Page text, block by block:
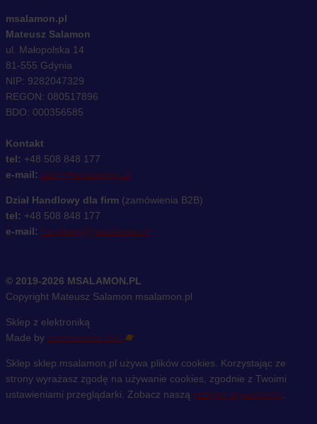
msalamon.pl
Mateusz Salamon
ul. Małopolska 14
81-555 Gdynia
NIP: 9282047329
REGON: 080517896
BDO: 000356585
Kontakt
tel: +48 508 848 177
e-mail: sklep@msalamon.pl
Dział Handlowy dla firm (zamówienia B2B)
tel: +48 508 848 177
e-mail: handlowy@msalamon.pl
© 2019-2026 MSALAMON.PL
Copyright Mateusz Salamon msalamon.pl
Sklep z elektroniką
Made by cosmonauts.dev
Sklep sklep.msalamon.pl używa plików cookies. Korzystając ze
strony wyrażasz zgodę na używanie cookies, zgodnie z Twoimi
ustawieniami przeglądarki. Zobacz naszą politykę prywatności